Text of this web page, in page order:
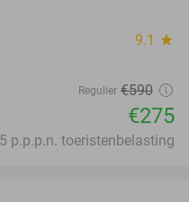
9.1 star
Regulier €590
€275
p.p.p.n. toeristenbelasting